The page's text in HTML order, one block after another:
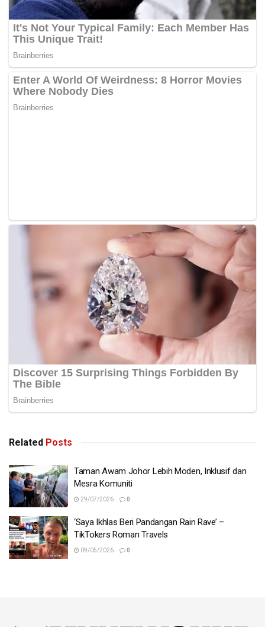
Related Posts
Taman Awam Johor Lebih Moden, Inklusif dan
Mesra Komuniti
29/07/2026 0
‘Saya Ikhlas Beri Pandangan Rain Rave’ –
TikTokers Roman Travels
09/05/2026 0